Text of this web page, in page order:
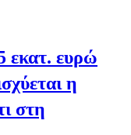
εκατ. ευρώ
η
στη